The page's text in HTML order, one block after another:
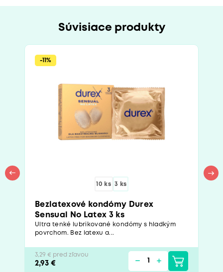
Súvisiace produkty
-11%
10 ks 3 ks
Bezlatexové kondómy Durex
Sensual No Latex 3 ks
Ultra tenké lubrikované kondómy s hladkým
povrchom. Bez latexu a...
3,29 € pred zľavou
2,93 €